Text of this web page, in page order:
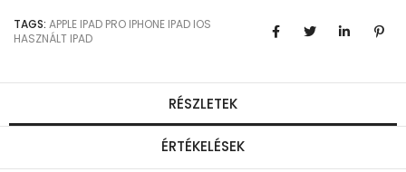
TAGS: APPLE IPAD PRO IPHONE IPAD IOS
HASZNÁLT IPAD
RÉSZLETEK
ÉRTÉKELÉSEK